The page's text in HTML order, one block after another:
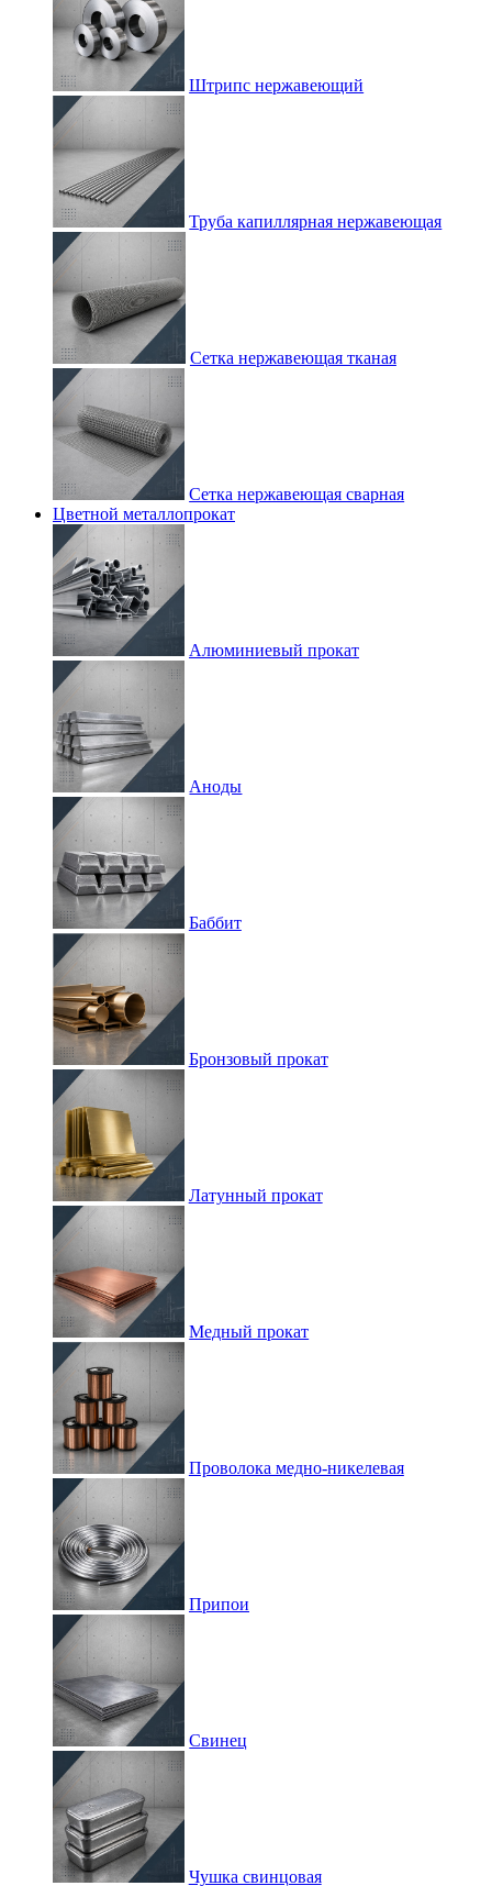
Штрипс нержавеющий
Труба капиллярная нержавеющая
Сетка нержавеющая тканая
Сетка нержавеющая сварная
Цветной металлопрокат
Алюминиевый прокат
Аноды
Баббит
Бронзовый прокат
Латунный прокат
Медный прокат
Проволока медно-никелевая
Припои
Свинец
Чушка свинцовая